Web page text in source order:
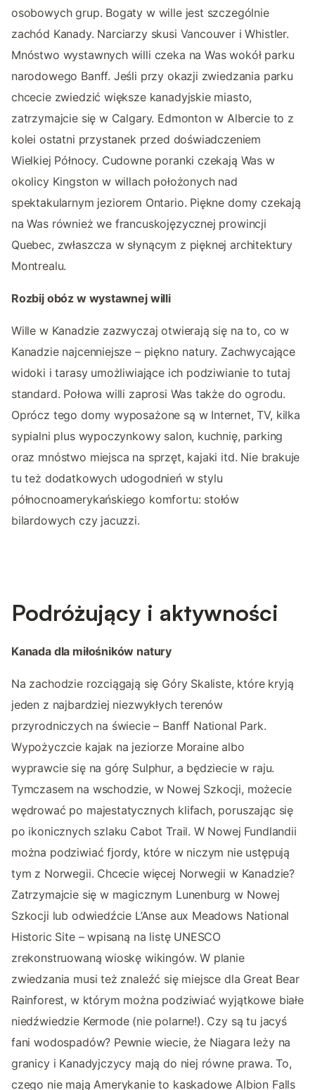
osobowych grup. Bogaty w wille jest szczególnie
zachód Kanady. Narciarzy skusi Vancouver i Whistler.
Mnóstwo wystawnych willi czeka na Was wokół parku
narodowego Banff. Jeśli przy okazji zwiedzania parku
chcecie zwiedzić większe kanadyjskie miasto,
zatrzymajcie się w Calgary. Edmonton w Albercie to z
kolei ostatni przystanek przed doświadczeniem
Wielkiej Północy. Cudowne poranki czekają Was w
okolicy Kingston w willach położonych nad
spektakularnym jeziorem Ontario. Piękne domy czekają
na Was również we francuskojęzycznej prowincji
Quebec, zwłaszcza w słynącym z pięknej architektury
Montrealu.
Rozbij obóz w wystawnej willi
Wille w Kanadzie zazwyczaj otwierają się na to, co w
Kanadzie najcenniejsze – piękno natury. Zachwycające
widoki i tarasy umożliwiające ich podziwianie to tutaj
standard. Połowa willi zaprosi Was także do ogrodu.
Oprócz tego domy wyposażone są w Internet, TV, kilka
sypialni plus wypoczynkowy salon, kuchnię, parking
oraz mnóstwo miejsca na sprzęt, kajaki itd. Nie brakuje
tu też dodatkowych udogodnień w stylu
północnoamerykańskiego komfortu: stołów
bilardowych czy jacuzzi.
Podróżujący i aktywności
Kanada dla miłośników natury
Na zachodzie rozciągają się Góry Skaliste, które kryją
jeden z najbardziej niezwykłych terenów
przyrodniczych na świecie – Banff National Park.
Wypożyczcie kajak na jeziorze Moraine albo
wyprawcie się na górę Sulphur, a będziecie w raju.
Tymczasem na wschodzie, w Nowej Szkocji, możecie
wędrować po majestatycznych klifach, poruszając się
po ikonicznych szlaku Cabot Trail. W Nowej Fundlandii
można podziwiać fjordy, które w niczym nie ustępują
tym z Norwegii. Chcecie więcej Norwegii w Kanadzie?
Zatrzymajcie się w magicznym Lunenburg w Nowej
Szkocji lub odwiedźcie L’Anse aux Meadows National
Historic Site – wpisaną na listę UNESCO
zrekonstruowaną wioskę wikingów. W planie
zwiedzania musi też znaleźć się miejsce dla Great Bear
Rainforest, w którym można podziwiać wyjątkowe białe
niedźwiedzie Kermode (nie polarne!). Czy są tu jacyś
fani wodospadów? Pewnie wiecie, że Niagara leży na
granicy i Kanadyjczycy mają do niej równe prawa. To,
czego nie mają Amerykanie to kaskadowe Albion Falls